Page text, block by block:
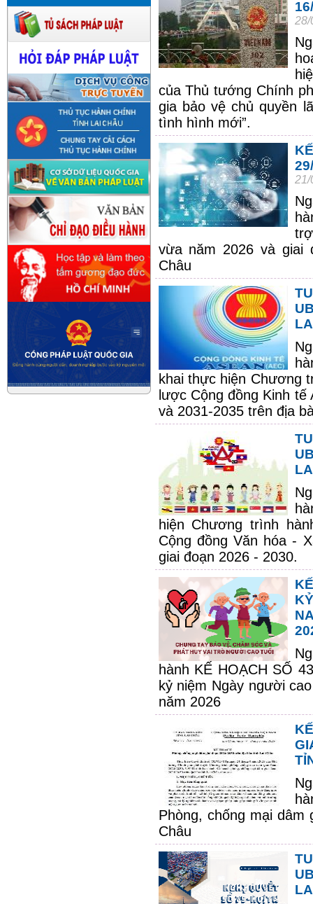
28/
của Thủ tướng Chính
gia bảo vệ chủ quyền
tình hình mới”.
21/
vừa năm 2026 và giai
Châu
khai thực hiện Chương
lược Cộng đồng Kinh tế
và 2031-2035 trên địa
hiện Chương trình
Cộng đồng Văn hóa -
giai đoạn 2026 - 2030.
hành KẾ HOẠCH SỐ
kỷ niệm Ngày người
năm 2026
Phòng, chống mại dâm
Châu